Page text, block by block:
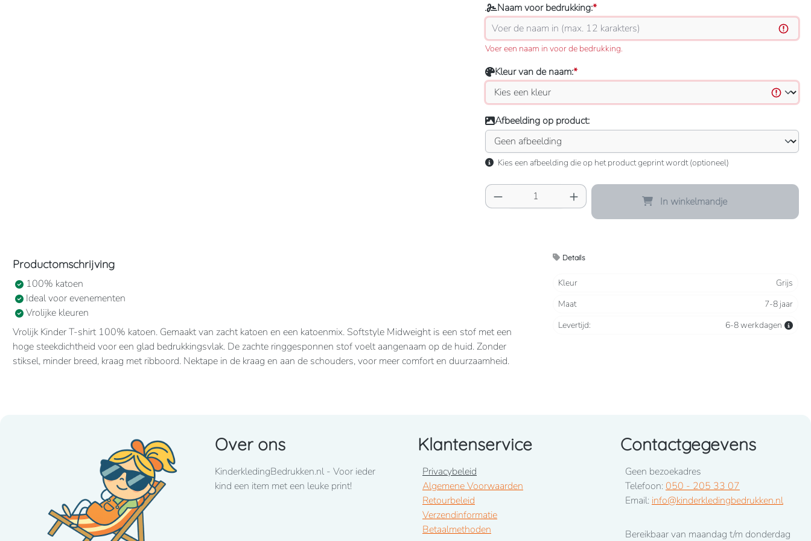
Naam voor bedrukking:*
Voer een naam in voor de bedrukking.
Kleur van de naam:*
Afbeelding op product:
Kies een afbeelding die op het product geprint wordt (optioneel)
Producthoeveelheid: Voer de gewenste
In winkelmandje
Productomschrijving
100% katoen
Ideal voor evenementen
Vrolijke kleuren
Vrolijk Kinder T-shirt 100% katoen. Gemaakt van zacht katoen en een katoenmix. Softstyle Midweight is een stof met een
hoge steekdichtheid voor een glad bedrukkingsvlak. De zachte ringgesponnen stof voelt aangenaam op de huid. Zonder
stiksel, minder breed, kraag met ribboord. Nektape in de kraag en aan de schouders, voor meer comfort en duurzaamheid.
Details
Kleur
Grijs
Maat
7-8 jaar
Levertijd:
6-8 werkdagen
Over ons
KinderkledingBedrukken.nl - Voor ieder
kind een item met een leuke print!
Klantenservice
Privacybeleid
Algemene Voorwaarden
Retourbeleid
Verzendinformatie
Betaalmethoden
Contactgegevens
Geen bezoekadres
Telefoon: 050 - 205 33 07
Email: info@kinderkledingbedrukken.nl
Bereikbaar van maandag t/m donderdag